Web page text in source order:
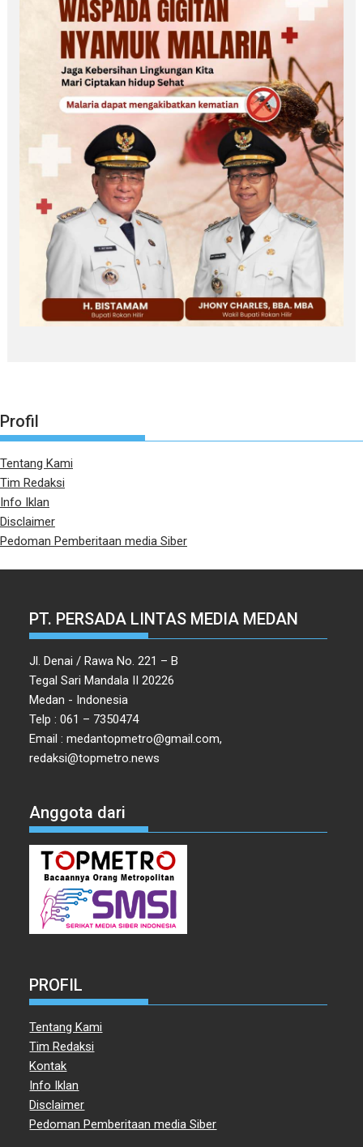
Profil
Tentang Kami
Tim Redaksi
Info Iklan
Disclaimer
Pedoman Pemberitaan media Siber
PT. PERSADA LINTAS MEDIA MEDAN
Jl. Denai / Rawa No. 221 – B
Tegal Sari Mandala II 20226
Medan - Indonesia
Telp : 061 – 7350474
Email : medantopmetro@gmail.com,
redaksi@topmetro.news
Anggota dari
PROFIL
Tentang Kami
Tim Redaksi
Kontak
Info Iklan
Disclaimer
Pedoman Pemberitaan media Siber